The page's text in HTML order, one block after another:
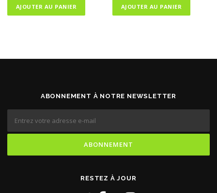
AJOUTER AU PANIER AJOUTER AU PANIER
ABONNEMENT À NOTRE NEWSLETTER
RESTEZ À JOUR